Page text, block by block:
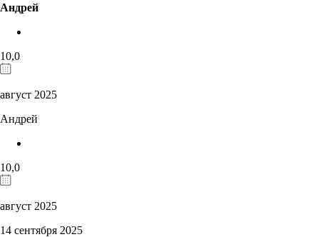
Андрей
10,0
август 2025
Андрей
10,0
август 2025
14 сентября 2025